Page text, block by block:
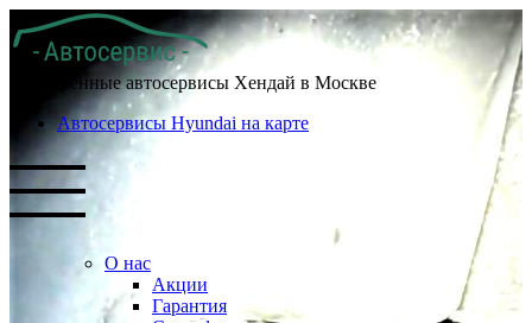
Проверенные автосервисы Хендай в Москве
Автосервисы Hyundai на карте
О нас
Акции
Гарантия